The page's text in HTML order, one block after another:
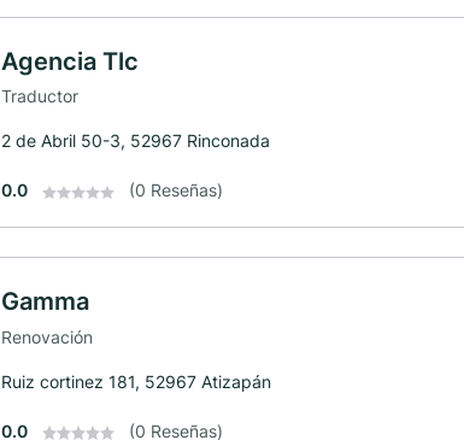
Agencia Tlc
Traductor
2 de Abril 50-3, 52967 Rinconada
0.0 (0 Reseñas)
Gamma
Renovación
Ruiz cortinez 181, 52967 Atizapán
0.0 (0 Reseñas)